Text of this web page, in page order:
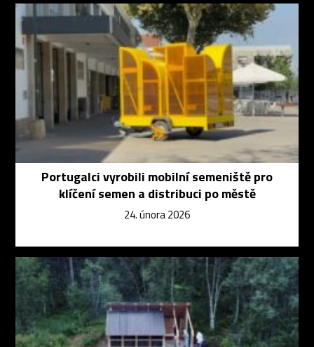
Portugalci vyrobili mobilní semeniště pro
klíčení semen a distribuci po městě
24. února 2026